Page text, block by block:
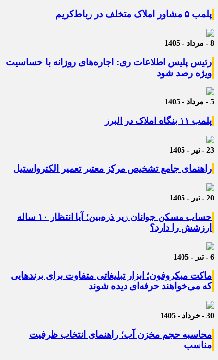
پلمب ۵ مشاور املاک متخلف در رباط‌کریم
8 - مرداد - 1405
رئیس پلیس اطلاعات ری: اجاره‌های روزانه با حساسیت
ویژه رصد شود
5 - مرداد - 1405
پلمب ۱۱ بنگاه املاک در البرز
23 - تیر - 1405
راهنمای جامع تشخیص مرکز معتبر تعمیر الکترواستیل
20 - تیر - 1405
حساب مسکن جوانان زیر ذره‌بین؛ آیا انتظار ۱۰ ساله
ارزشش را دارد؟
6 - تیر - 1405
ماکت میکروفون؛ ابزار تبلیغاتی متفاوت برای برندهایی
که می‌خواهند حرفه‌ای دیده شوند
30 - خرداد - 1405
محاسبه حجم مخزن آب؛ راهنمای انتخاب ظرفیت
مناسب